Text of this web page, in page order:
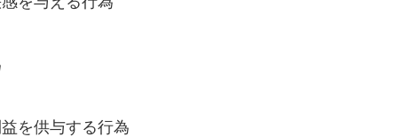
を供与する行為